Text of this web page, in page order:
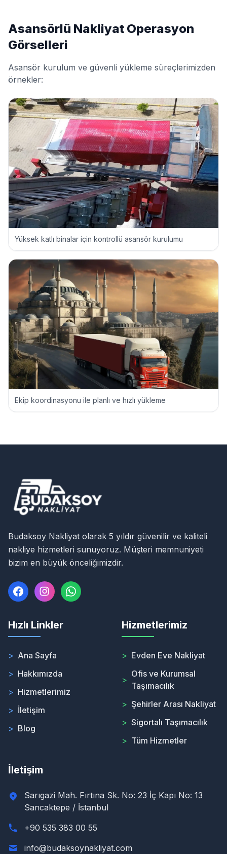
Asansörlü Nakliyat Operasyon
Görselleri
Asansör kurulum ve güvenli yükleme süreçlerimizden
örnekler:
Yüksek katlı binalar için kontrollü asansör kurulumu
Ekip koordinasyonu ile planlı ve hızlı yükleme
Budaksoy Nakliyat olarak 5 yıldır güvenilir ve kaliteli
nakliye hizmetleri sunuyoruz. Müşteri memnuniyeti
bizim en büyük önceliğimizdir.
Hızlı Linkler
> Ana Sayfa
> Hakkımızda
> Hizmetlerimiz
> İletişim
> Blog
Hizmetlerimiz
> Evden Eve Nakliyat
>
Ofis ve Kurumsal
Taşımacılık
> Şehirler Arası Nakliyat
> Sigortalı Taşımacılık
> Tüm Hizmetler
İletişim
Sarıgazi Mah. Fırtına Sk. No: 23 İç Kapı No: 13
Sancaktepe / İstanbul
+90 535 383 00 55
info@budaksoynakliyat.com